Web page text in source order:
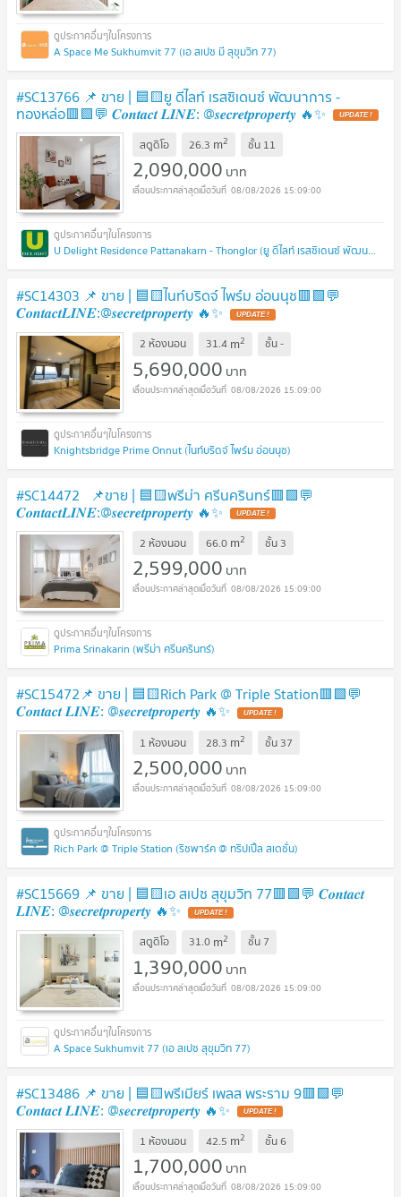
A Space Me Sukhumvit 77 (เอ สเปซ มี สุขุมวิท 77)
#SC13766​​ 📌 ขาย | 🟦🟨ยู ดีไลท์ เรสซิเดนซ์ พัฒนาการ -
ทองหล่อ​🟥🟩💬 𝑪𝒐𝒏𝒕𝒂𝒄𝒕 𝑳𝑰𝑵𝑬: @𝒔𝒆𝒄𝒓𝒆𝒕𝒑𝒓𝒐𝒑𝒆𝒓𝒕𝒚 🔥✨ UPDATE !
สตูดิโอ 26.3 m2 ชั้น 11
2,090,000 บาท
08/08/2026 15:09:00
U Delight Residence Pattanakarn - Thonglor (ยู ดีไลท์ เรสซิเดนซ์ พัฒนาการ - ทองหล่อ)
#SC14303 📌 ขาย | 🟦🟨ไนท์บริดจ์ ไพร์ม อ่อนนุช​🟥🟩💬
𝑪𝒐𝒏𝒕𝒂𝒄𝒕𝑳𝑰𝑵𝑬:@𝒔𝒆𝒄𝒓𝒆𝒕𝒑𝒓𝒐𝒑𝒆𝒓𝒕𝒚 🔥✨ UPDATE !
2 ห้องนอน 31.4 m2 ชั้น-
5,690,000 บาท
08/08/2026 15:09:00
Knightsbridge Prime Onnut (ไนท์บริดจ์ ไพร์ม อ่อนนุช)
#SC14472 📌ขาย | 🟦🟨พรีม่า ศรีนครินทร์​🟥🟩💬
𝑪𝒐𝒏𝒕𝒂𝒄𝒕𝑳𝑰𝑵𝑬:@𝒔𝒆𝒄𝒓𝒆𝒕𝒑𝒓𝒐𝒑𝒆𝒓𝒕𝒚 🔥✨ UPDATE !
2 ห้องนอน 66.0 m2 ชั้น 3
2,599,000 บาท
08/08/2026 15:09:00
Prima Srinakarin (พรีม่า ศรีนครินทร์)
#SC15472📌 ขาย | 🟦🟨Rich Park @ Triple Station🟥🟩💬
𝑪𝒐𝒏𝒕𝒂𝒄𝒕 𝑳𝑰𝑵𝑬: @𝒔𝒆𝒄𝒓𝒆𝒕𝒑𝒓𝒐𝒑𝒆𝒓𝒕𝒚 🔥✨ UPDATE !
1 ห้องนอน 28.3 m2 ชั้น 37
2,500,000 บาท
08/08/2026 15:09:00
Rich Park @ Triple Station (ริชพาร์ค @ ทริปเปิ้ล สเตชั่น)
#SC15669 📌 ขาย | 🟦🟨เอ สเปซ สุขุมวิท 77🟥🟩💬 𝑪𝒐𝒏𝒕𝒂𝒄𝒕
𝑳𝑰𝑵𝑬: @𝒔𝒆𝒄𝒓𝒆𝒕𝒑𝒓𝒐𝒑𝒆𝒓𝒕𝒚 🔥✨ UPDATE !
สตูดิโอ 31.0 m2 ชั้น 7
1,390,000 บาท
08/08/2026 15:09:00
A Space Sukhumvit 77 (เอ สเปซ สุขุมวิท 77)
#SC13486​​ 📌 ขาย | 🟦🟨พรีเมียร์ เพลส พระราม 9🟥🟩💬
𝑪𝒐𝒏𝒕𝒂𝒄𝒕 𝑳𝑰𝑵𝑬: @𝒔𝒆𝒄𝒓𝒆𝒕𝒑𝒓𝒐𝒑𝒆𝒓𝒕𝒚 🔥✨ UPDATE !
1 ห้องนอน 42.5 m2 ชั้น6
1,700,000 บาท
08/08/2026 15:09:00